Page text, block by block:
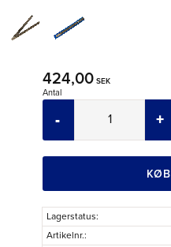
424,00 SEK
Antal
+
-
KØB
Lagerstatus
Artikelnr.